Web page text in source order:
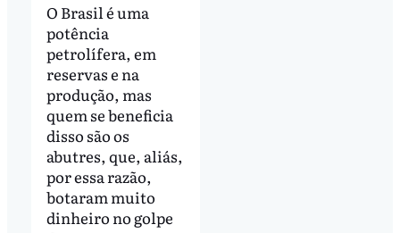
O Brasil é uma
potência
petrolífera, em
reservas e na
produção, mas
quem se beneficia
disso são os
abutres, que, aliás,
por essa razão,
botaram muito
dinheiro no golpe